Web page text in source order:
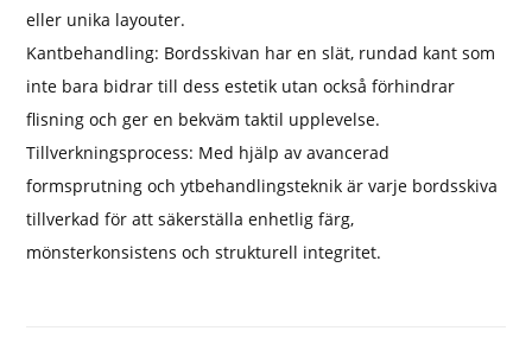
eller unika layouter.
Kantbehandling: Bordsskivan har en slät, rundad kant som
inte bara bidrar till dess estetik utan också förhindrar
flisning och ger en bekväm taktil upplevelse.
Tillverkningsprocess: Med hjälp av avancerad
formsprutning och ytbehandlingsteknik är varje bordsskiva
tillverkad för att säkerställa enhetlig färg,
mönsterkonsistens och strukturell integritet.